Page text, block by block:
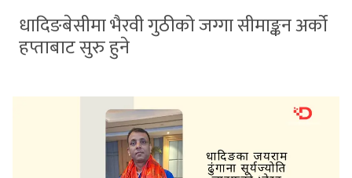
धादिङबेसीमा भैरवी गुठीको जग्गा सीमाङ्कन अर्को
हप्ताबाट सुरु हुने